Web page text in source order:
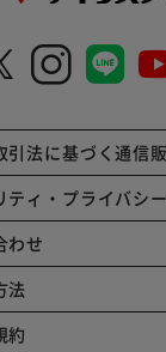
引法に基づく通信
ティ・プライバシ
わせ
法
約